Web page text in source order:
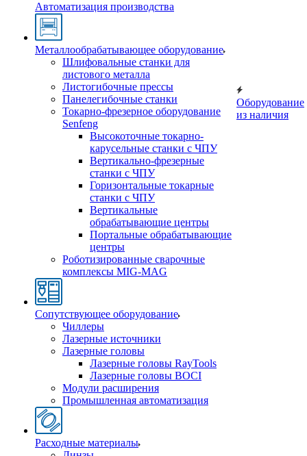
Автоматизация производства
Металлообрабатывающее оборудование
Шлифовальные станки для
листового металла
Листогибочные прессы
Панелегибочные станки
Токарно-фрезерное оборудование
Senfeng
Высокоточные токарно-
карусельные станки с ЧПУ
Вертикально-фрезерные
станки с ЧПУ
Горизонтальные токарные
станки с ЧПУ
Вертикальные
обрабатывающие центры
Портальные обрабатывающие
центры
Роботизированные сварочные
комплексы MIG-MAG
Сопутствующее оборудование
Чиллеры
Лазерные источники
Лазерные головы
Лазерные головы RayTools
Лазерные головы BOCI
Модули расширения
Промышленная автоматизация
Расходные материалы
Оборудование
из наличия